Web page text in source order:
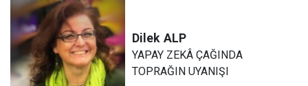
Dilek ALP
YAPAY ZEKÂ ÇAĞINDA
TOPRAĞIN UYANIŞI